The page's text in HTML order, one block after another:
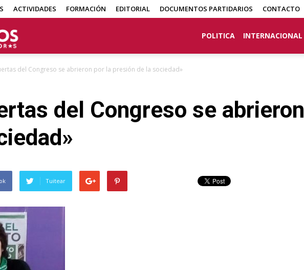
ACTIVIDADES FORMACIÓN EDITORIAL DOCUMENTOS PARTIDARIOS CONTACTO
POLITICA INTERNACIONAL
del Congreso se abrieron por la presión de la sociedad»
del Congreso se
Tuitear